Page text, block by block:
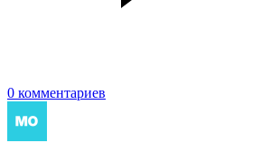
0 комментариев